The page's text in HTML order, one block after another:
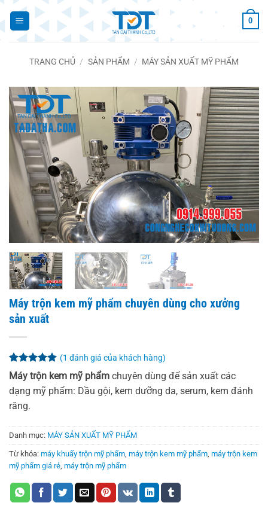
Bỏ
qua
nội
0
TRANG CHỦ / SẢN PHẨM / MÁY SẢN XUẤT MỸ PHẨM
Máy trộn kem mỹ phẩm chuyên dùng cho xưởng
sản xuất
5 trên 5
dựa trên
1
đánh giá
(1 đánh giá của khách hàng)
Máy trộn kem mỹ phẩm chuyên dùng để sản xuất các
dạng mỹ phẩm: Dầu gội, kem dưỡng da, serum, kem đánh
răng.
Danh mục: MÁY SẢN XUẤT MỸ PHẨM
Từ khóa: máy khuấy trộn mỹ phẩm máy trộn kem mỹ phẩm máy trộn kem
mỹ phẩm giá rẻ máy trộn mỹ phẩm